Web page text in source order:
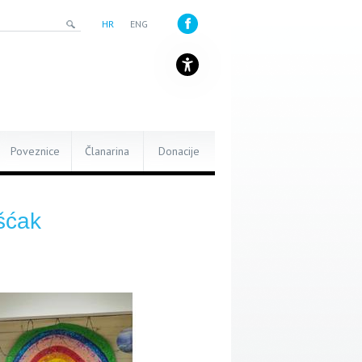
HR ENG
Poveznice Članarina Donacije